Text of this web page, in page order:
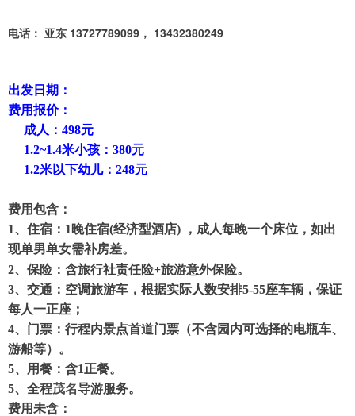
电话： 亚东 13727789099， 13432380249
出发日期：
费用报价：
成人：498元
1.2~1.4米小孩：380元
1.2米以下幼儿：248元
费用包含：
1、住宿： 1晚住宿(经济型酒店) ，成人每晚一个床位，如出
现单男单女需补房差。
2、 保险：含旅行社责任险+旅游意外保险。
3、交通：空调旅游车，根据实际人数安排5-55座车辆，保证
每人一正座；
4、门票：行程内景点首道门票（不含园内可选择的电瓶车、
游船等） 。
5、用餐：含1正餐。
5、全程茂名导游服务。
费用未含：